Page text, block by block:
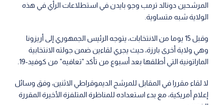
المرشحين دونالد ترمب وجو بايدن في استطلاعات الرأي في هذه
الولاية شبه متساوية.
وقبل 15 يوما من الانتخابات، يتوجه الرئيس الجمهوري إلى أريزونا
وهي ولاية أخرى بارزة، حيث يجري لقاءين ضمن جولته الانتخابية
الماراتونية التي أطلقها بعد أسبوع من تأكد "تعافيه" من كوفيد-19.
لا لقاء مقررا في المقابل للمرشح الديموقراطي الاثنين، وفق وسائل
إعلام أمريكية، مع بدء استعداده للمناظرة المتلفزة الأخيرة المقررة